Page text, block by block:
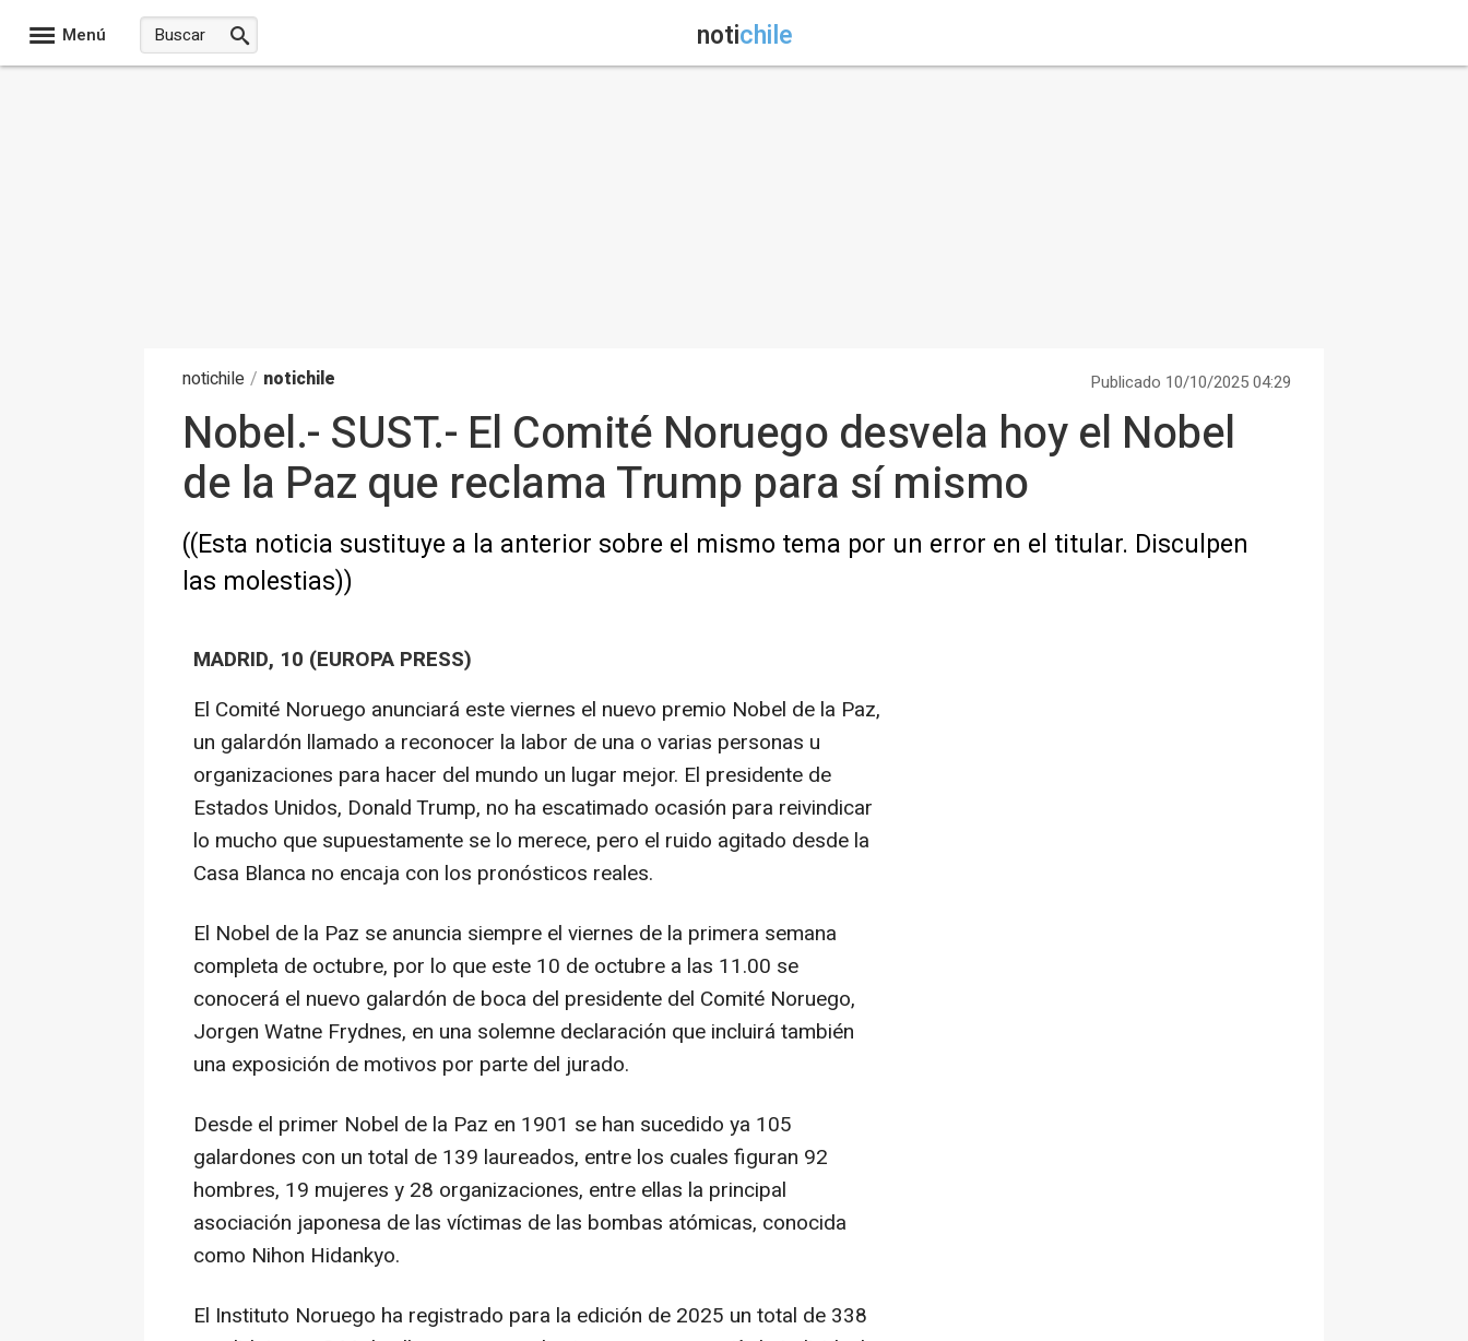
Menú notichile
notichile / notichile Publicado 10/10/2025 04:29
Nobel.- SUST.- El Comité Noruego desvela hoy el Nobel
de la Paz que reclama Trump para sí mismo
((Esta noticia sustituye a la anterior sobre el mismo tema por un error en el titular. Disculpen
las molestias))
MADRID, 10 (EUROPA PRESS)
El Comité Noruego anunciará este viernes el nuevo premio Nobel de la Paz,
un galardón llamado a reconocer la labor de una o varias personas u
organizaciones para hacer del mundo un lugar mejor. El presidente de
Estados Unidos, Donald Trump, no ha escatimado ocasión para reivindicar
lo mucho que supuestamente se lo merece, pero el ruido agitado desde la
Casa Blanca no encaja con los pronósticos reales.
El Nobel de la Paz se anuncia siempre el viernes de la primera semana
completa de octubre, por lo que este 10 de octubre a las 11.00 se
conocerá el nuevo galardón de boca del presidente del Comité Noruego,
Jorgen Watne Frydnes, en una solemne declaración que incluirá también
una exposición de motivos por parte del jurado.
Desde el primer Nobel de la Paz en 1901 se han sucedido ya 105
galardones con un total de 139 laureados, entre los cuales figuran 92
hombres, 19 mujeres y 28 organizaciones, entre ellas la principal
asociación japonesa de las víctimas de las bombas atómicas, conocida
como Nihon Hidankyo.
El Instituto Noruego ha registrado para la edición de 2025 un total de 338